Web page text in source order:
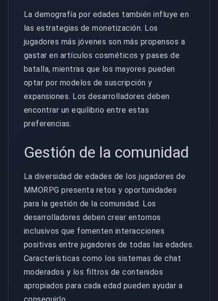
La demografía por edades también influye en
las estrategias de monetización. Los
jugadores más jóvenes son más propensos a
gastar en artículos cosméticos y pases de
batalla, mientras que los mayores pueden
optar por modelos de suscripción y
expansiones. Los desarrolladores deben
encontrar un equilibrio entre estas
preferencias.
Gestión de la comunidad
La diversidad de edades de los jugadores de
MMORPG presenta retos y oportunidades
para la gestión de la comunidad. Los
desarrolladores deben crear entornos
inclusivos que fomenten interacciones
positivas entre jugadores de todas las edades.
Características como los sistemas de chat
moderados y los filtros de contenidos
apropiados para cada edad pueden ayudar a